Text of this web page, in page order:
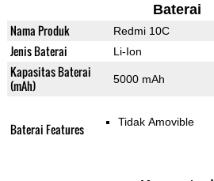
Baterai
Nama Produk Redmi 10C
Jenis Baterai Li-Ion
Kapasitas Baterai
(mAh)
5000 mAh
Baterai Features Tidak Amovible